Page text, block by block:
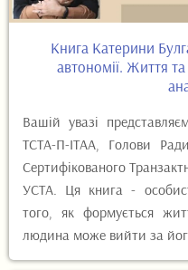
Книга Катерини
автономії. Життя
Вашій увазі
ТСТА-П-ІТАА, Голови
Сертифікованого
УСТА. Ця книга -
того, як формується
людина може вийти за